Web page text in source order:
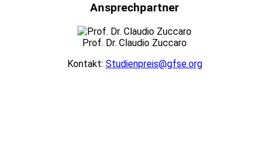
Ansprechpartner
Prof. Dr. Claudio Zuccaro
Kontakt: Studienpreis@gfse.org